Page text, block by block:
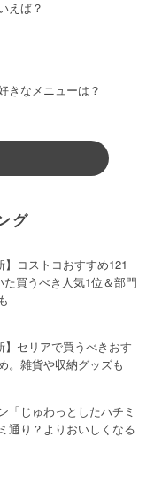
えば？
きなメニューは？
グ
】コストコおすすめ121
買うべき人気1位＆部門
】セリアで買うべきおす
。雑貨や収納グッズも
「じゅわっとしたハチミ
通り？よりおいしくなる